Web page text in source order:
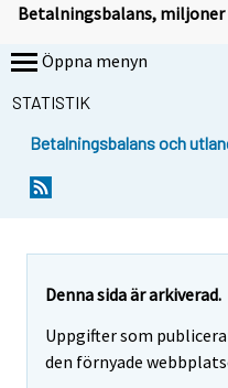
Betalningsbalans, miljoner
Öppna menyn
STATISTIK
Betalningsbalans och
Denna sida är arkiverad.
Uppgifter som
den förnyade